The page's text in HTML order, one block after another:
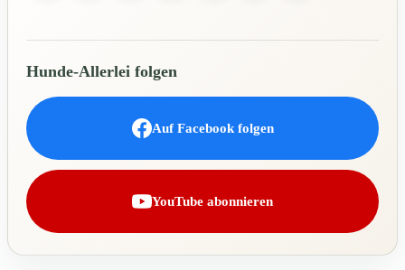
Hunde-Allerlei folgen
Auf Facebook folgen
YouTube abonnieren